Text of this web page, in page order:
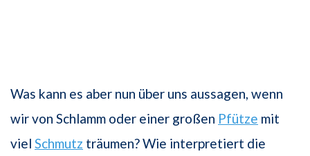
Was kann es aber nun über uns aussagen, wenn
wir von Schlamm oder einer großen Pfütze mit
viel Schmutz träumen? Wie interpretiert die